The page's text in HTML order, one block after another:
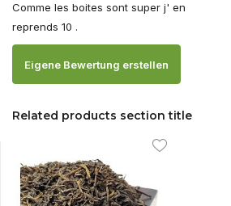
Comme les boites sont super j' en
reprends 10 .
Eigene Bewertung erstellen
Related products section title